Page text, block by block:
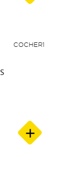
COCHER1